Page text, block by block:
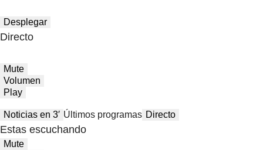
Desplegar
Directo
Mute
Volumen
Play
Noticias en 3′ Últimos programas Directo
Estas escuchando
Mute